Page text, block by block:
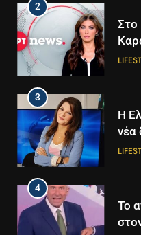
2
Στο
3
Η
νέα
του
4
Το